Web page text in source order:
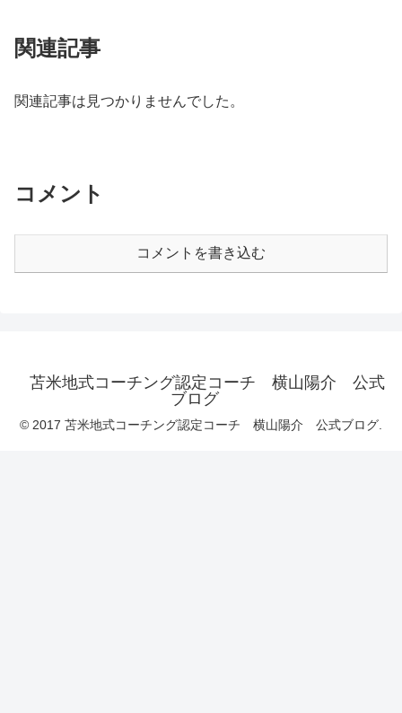
関連記事
関連記事は見つかりませんでした。
コメント
コメントを書き込む
苫米地式コーチング認定コーチ 横山陽介 公式
ブログ
© 2017 苫米地式コーチング認定コーチ 横山陽介 公式ブログ.